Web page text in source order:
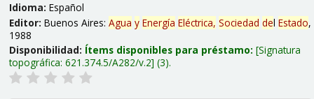
Idioma: Español
Editor: Buenos Aires: Agua y Energía Eléctrica, Sociedad del Estado,
1988
Disponibilidad: Ítems disponibles para préstamo: Signatura
topográfica: 621.374.5/A282/v.2 (3).